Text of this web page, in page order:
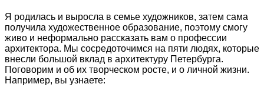
Я родилась и выросла в семье художников, затем сама
получила художественное образование, поэтому смогу
живо и неформально рассказать вам о профессии
архитектора. Мы сосредоточимся на пяти людях, которые
внесли большой вклад в архитектуру Петербурга.
Поговорим и об их творческом росте, и о личной жизни.
Например, вы узнаете: